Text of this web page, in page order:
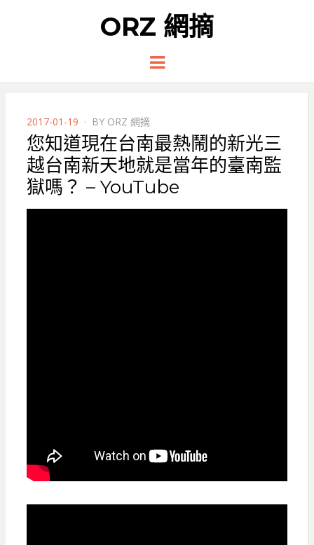
ORZ 網摘
Menu
POSTED
ON
2017-01-19 BY ORZ 網摘
您知道現在台南最熱鬧的新光三
越台南新天地就是當年的臺南監
獄嗎？ – YouTube